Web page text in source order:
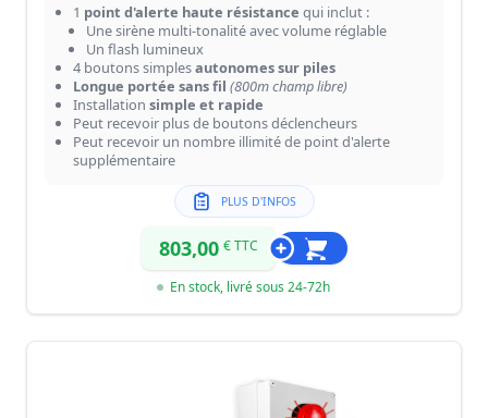
1 point d'alerte haute résistance qui inclut :
Une sirène multi-tonalité avec volume réglable
Un flash lumineux
4 boutons simplesautonomes sur piles
Longue portée sans fil (800m champ libre)
Installation simple et rapide
Peut recevoir plus de boutons déclencheurs
Peut recevoir un nombre illimité de point d'alerte
supplémentaire
PLUS D'INFOS
803,00 € TTC
En stock, livré sous 24-72h